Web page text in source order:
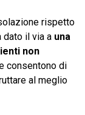
rispetto
dato il via a una
non
consentono di
al meglio